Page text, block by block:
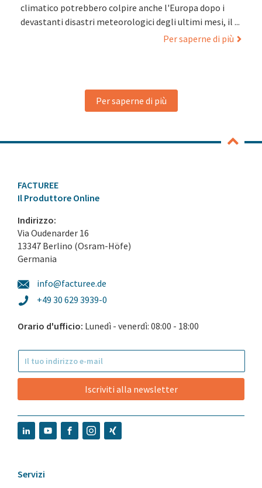
climatico potrebbero colpire anche l'Europa dopo i
devastanti disastri meteorologici degli ultimi mesi, il ...
Per saperne di più
Per saperne di più
FACTUREE
Il Produttore Online
Indirizzo:
Via Oudenarder 16
13347 Berlino (Osram-Höfe)
Germania
info@facturee.de
+49 30 629 3939-0
Orario d'ufficio: Lunedì - venerdì: 08:00 - 18:00
Iscriviti alla newsletter
Servizi